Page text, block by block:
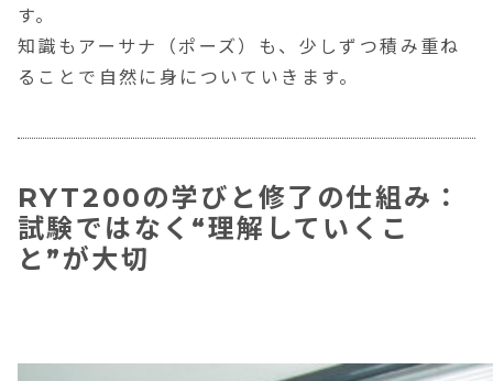
す。
知識もアーサナ（ポーズ）も、少しずつ積み重ね
ることで自然に身についていきます。
RYT200の学びと修了の仕組み：
試験ではなく“理解していくこ
と”が大切